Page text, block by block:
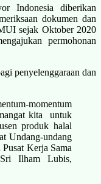
Indonesia diberikan
dokumen dan
sejak Oktober 2020
permohonan
penyelenggaraan dan
momentum
kita untuk
produk halal
Undang-undang
Kerja Sama
Ilham Lubis,